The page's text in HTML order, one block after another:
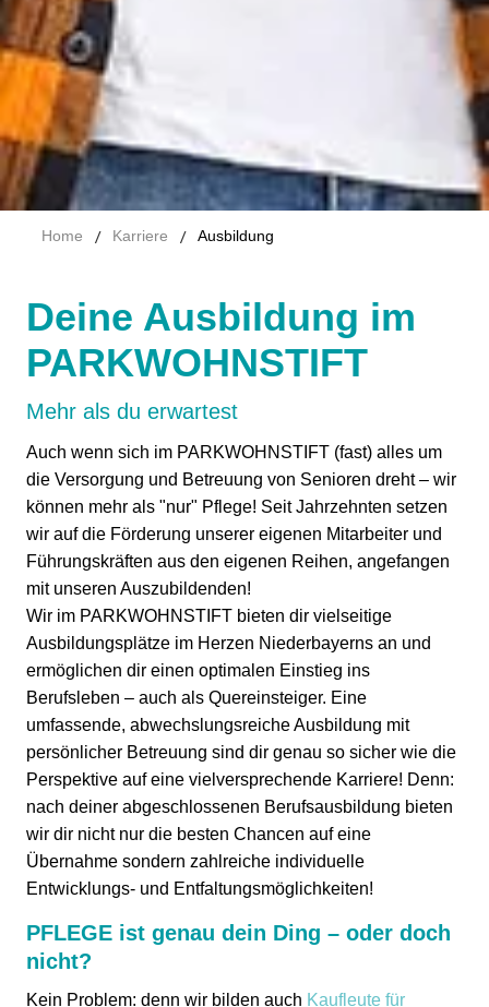
Home / Karriere / Ausbildung
Deine Ausbildung im
PARKWOHNSTIFT
Mehr als du erwartest
Auch wenn sich im PARKWOHNSTIFT (fast) alles um
die Versorgung und Betreuung von Senioren dreht – wir
können mehr als "nur" Pflege! Seit Jahrzehnten setzen
wir auf die Förderung unserer eigenen Mitarbeiter und
Führungskräften aus den eigenen Reihen, angefangen
mit unseren Auszubildenden!
Wir im PARKWOHNSTIFT bieten dir vielseitige
Ausbildungsplätze im Herzen Niederbayerns an und
ermöglichen dir einen optimalen Einstieg ins
Berufsleben – auch als Quereinsteiger. Eine
umfassende, abwechslungsreiche Ausbildung mit
persönlicher Betreuung sind dir genau so sicher wie die
Perspektive auf eine vielversprechende Karriere! Denn:
nach deiner abgeschlossenen Berufsausbildung bieten
wir dir nicht nur die besten Chancen auf eine
Übernahme sondern zahlreiche individuelle
Entwicklungs- und Entfaltungsmöglichkeiten!
PFLEGE ist genau dein Ding – oder doch
nicht?
Kein Problem: denn wir bilden auch Kaufleute für